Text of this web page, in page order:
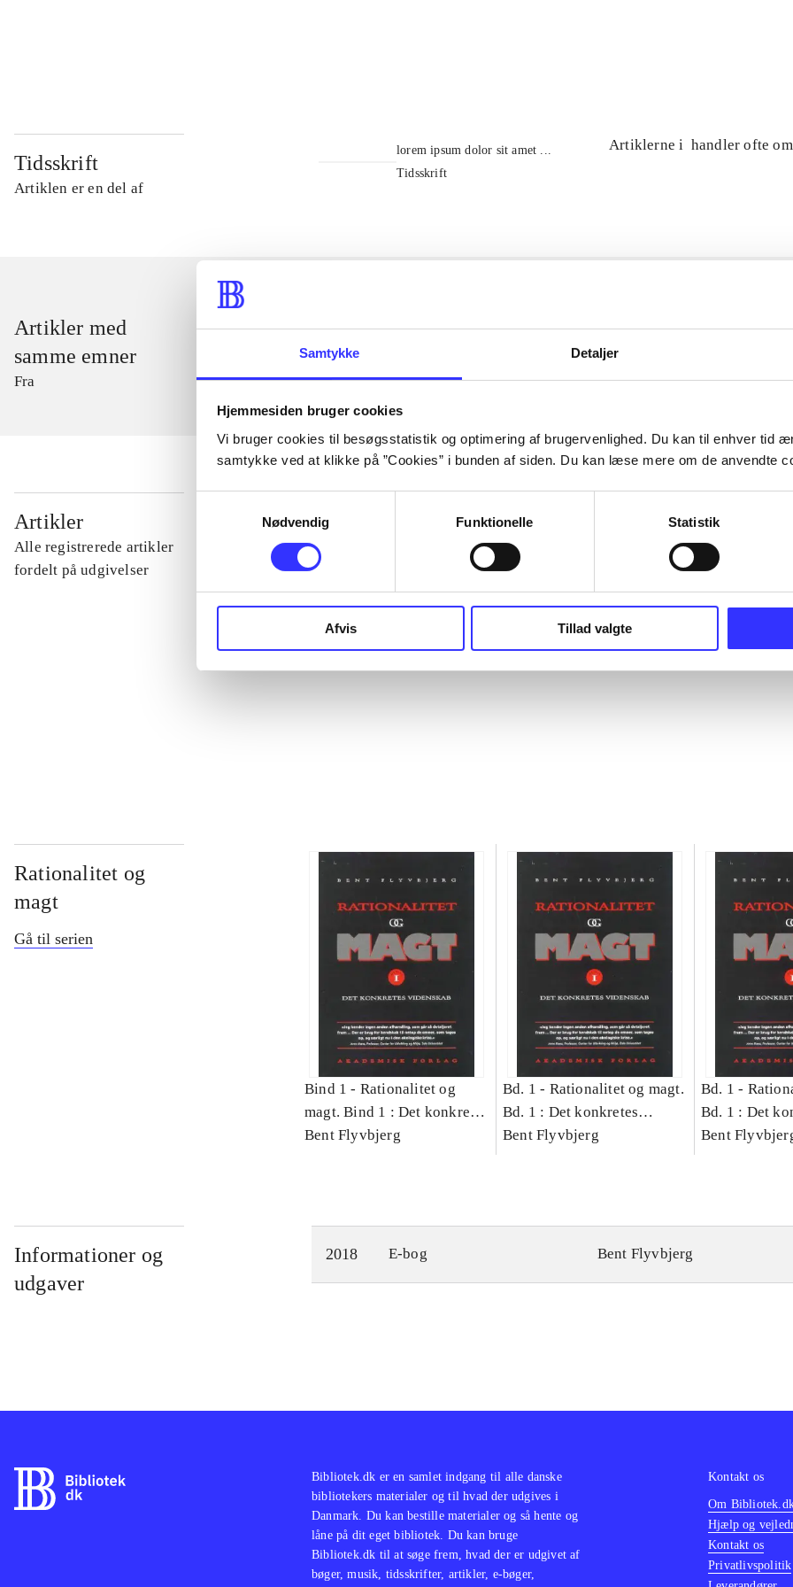
Samtykke Detaljer
Hjemmesiden bruger cookies
Vi bruger cookies til besøgsstatistik og optimering af brugervenlighed. Du kan til enhver tid
samtykke ved at klikke på ”Cookies” i bunden af siden. Du kan læse mere om de anvendte
Nødvendig
Funktionelle Statistik
Afvis Tillad valgte
Tidsskrift
Artiklen er en del af
lorem ipsum dolor sit amet ...
Tidsskrift
Artiklerne i handler ofte om
Artikler med
samme emner
Fra
Artikler
Alle registrerede artikler
fordelt på udgivelser
...
Rationalitet og
magt
Gå til serien
Bind 1 - Rationalitet og
magt. Bind 1 : Det konkretes
videnskab
Bent Flyvbjerg
Bd. 1 - Rationalitet og magt.
Bd. 1 : Det konkretes
videnskab
Bent Flyvbjerg
Bd. 1 -
Bd. 1 : Det
videnskab
Bent
Informationer og
udgaver
2018 E-bog Bent Flyvbjerg
Bibliotek.dk er en samlet indgang til alle danske
bibliotekers materialer og til hvad der udgives i
Danmark. Du kan bestille materialer og så hente og
låne på dit eget bibliotek. Du kan bruge
Bibliotek.dk til at søge frem, hvad der er udgivet af
bøger, musik, tidsskrifter, artikler, e-bøger,
Kontakt os
Om
Hjælp og
Kontakt os
Privatlivspolitik